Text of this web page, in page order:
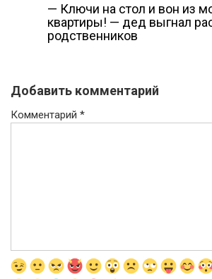
— Ключи на стол и вон из
квартиры! — дед выгнал
родственников
Добавить комментарий
Комментарий *